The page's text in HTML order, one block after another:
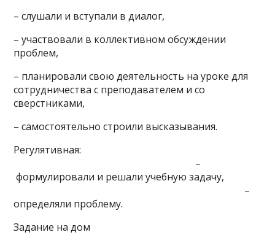
– слушали и вступали в диалог,
– участвовали в коллективном обсуждении
проблем,
– планировали свою деятельность на уроке для
сотрудничества с преподавателем и со
сверстниками,
– самостоятельно строили высказывания.
Регулятивная:
–
формулировали и решали учебную задачу,
–
определяли проблему.
Задание на дом